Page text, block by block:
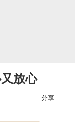
放心
分享